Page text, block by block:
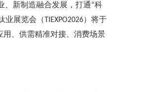
、新制造融合发展，打通“科
业展览会（ TIEXPO2026）将于
、供需精准对接、消费场景